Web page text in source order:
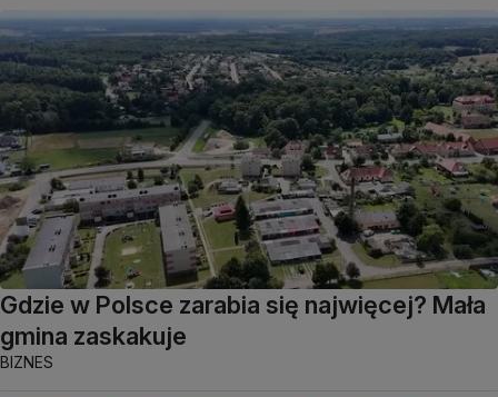
Gdzie w Polsce zarabia się najwięcej? Mała
gmina zaskakuje
BIZNES